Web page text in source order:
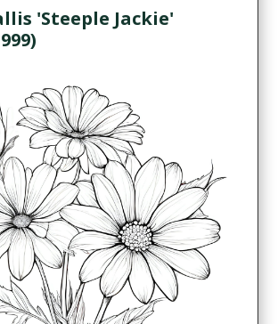
'Steeple Jackie'